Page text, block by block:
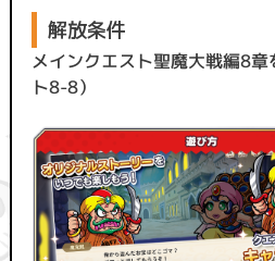
解放条件
メインクエスト聖魔大戦編8章
ト8-8）